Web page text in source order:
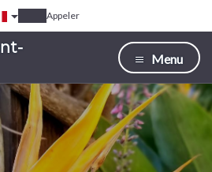
Appeler
Menu